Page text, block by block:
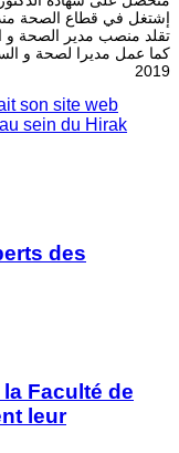
إشتغل في قطاع الصحة منذ
تقلد منصب مدير الصحة و السكان
2019
son site web
sein du Hirak
des
Faculté de
leur